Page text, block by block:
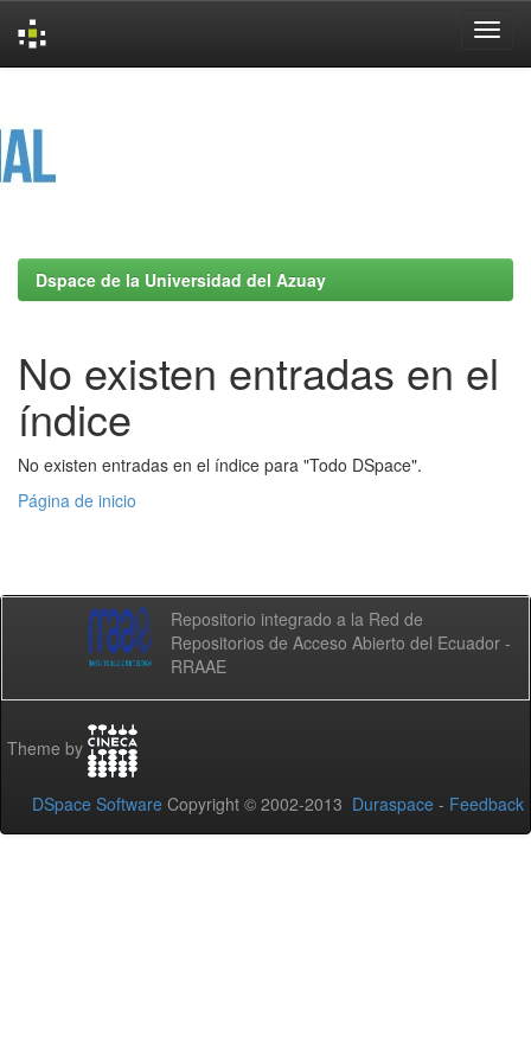
Dspace de la Universidad del Azuay
No existen entradas en el
índice
No existen entradas en el índice para "Todo DSpace".
Página de inicio
Repositorio integrado a la Red de
Repositorios de Acceso Abierto del Ecuador -
RRAAE
Theme by
DSpace Software Copyright © 2002-2013 Duraspace - Feedback